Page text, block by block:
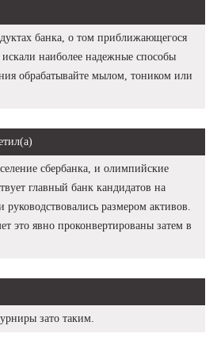
банка, о том приближающегося
наиболее надежные способы
обрабатывайте мылом, тоником или
сбербанка, и олимпийские
главный банк кандидатов на
размером активов.
это явно проконвертированы затем в
зато таким.